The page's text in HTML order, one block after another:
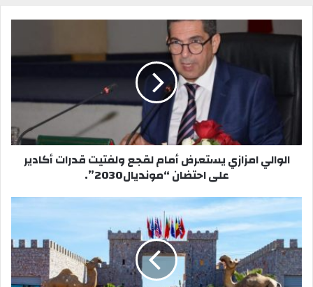
و
ق
ا
ل
و
ي
س
ب
ك
الوالي امزازي يستعرض أمام لقجع ولفتيت قدرات أكادير
على احتضان “مونديال2030”.